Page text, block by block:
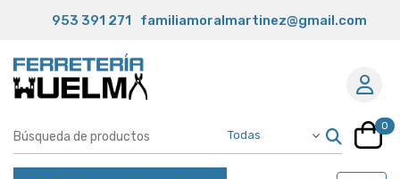
953 391 271 familiamoralmartinez@gmail.com
0